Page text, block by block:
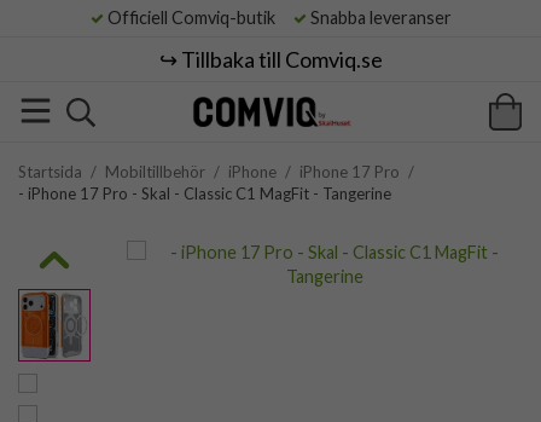
Officiell Comviq-butik Snabba leveranser
↪️ Tillbaka till Comviq.se
Startsida / Mobiltillbehör / iPhone / iPhone 17 Pro /
- iPhone 17 Pro - Skal - Classic C1 MagFit - Tangerine